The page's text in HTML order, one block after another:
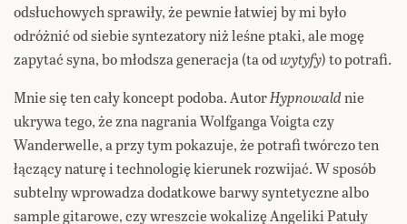
odsłuchowych sprawiły, że pewnie łatwiej by mi było
odróżnić od siebie syntezatory niż leśne ptaki, ale mogę
zapytać syna, bo młodsza generacja (ta odwytyfy) to potrafi.
Mnie się ten cały koncept podoba. AutorHypnowaldnie
ukrywa tego, że zna nagrania Wolfganga Voigta czy
Wanderwelle, a przy tym pokazuje, że potrafi twórczo ten
łączący naturę i technologię kierunek rozwijać. W sposób
subtelny wprowadza dodatkowe barwy syntetyczne albo
sample gitarowe, czy wreszcie wokalizę Angeliki Patuły